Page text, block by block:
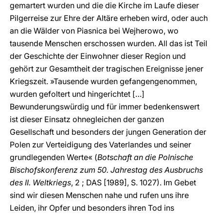
gemartert wurden und die die Kirche im Laufe dieser
Pilgerreise zur Ehre der Altäre erheben wird, oder auch
an die Wälder von Piasnica bei Wejherowo, wo
tausende Menschen erschossen wurden. All das ist Teil
der Geschichte der Einwohner dieser Region und
gehört zur Gesamtheit der tragischen Ereignisse jener
Kriegszeit. »Tausende wurden gefangengenommen,
wurden gefoltert und hingerichtet […]
Bewunderungswürdig und für immer bedenkenswert
ist dieser Einsatz ohnegleichen der ganzen
Gesellschaft und besonders der jungen Generation der
Polen zur Verteidigung des Vaterlandes und seiner
grundlegenden Werte« (Botschaft an die Polnische
Bischofskonferenz zum 50. Jahrestag des Ausbruchs
des II. Weltkriegs, 2 ; DAS [1989], S. 1027). Im Gebet
sind wir diesen Menschen nahe und rufen uns ihre
Leiden, ihr Opfer und besonders ihren Tod ins